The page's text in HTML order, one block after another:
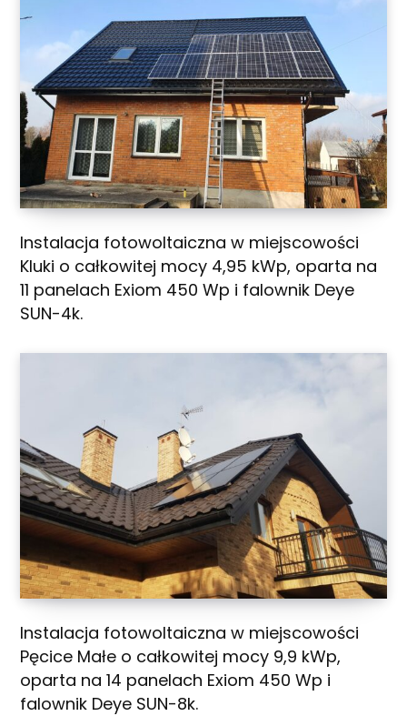
Instalacja fotowoltaiczna w miejscowości
Kluki o całkowitej mocy 4,95 kWp, oparta na
11 panelach Exiom 450 Wp i falownik Deye
SUN-4k.
Instalacja fotowoltaiczna w miejscowości
Pęcice Małe o całkowitej mocy 9,9 kWp,
oparta na 14 panelach Exiom 450 Wp i
falownik Deye SUN-8k.